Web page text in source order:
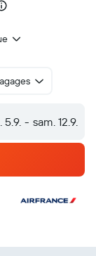
5.9. - sam. 12.9.